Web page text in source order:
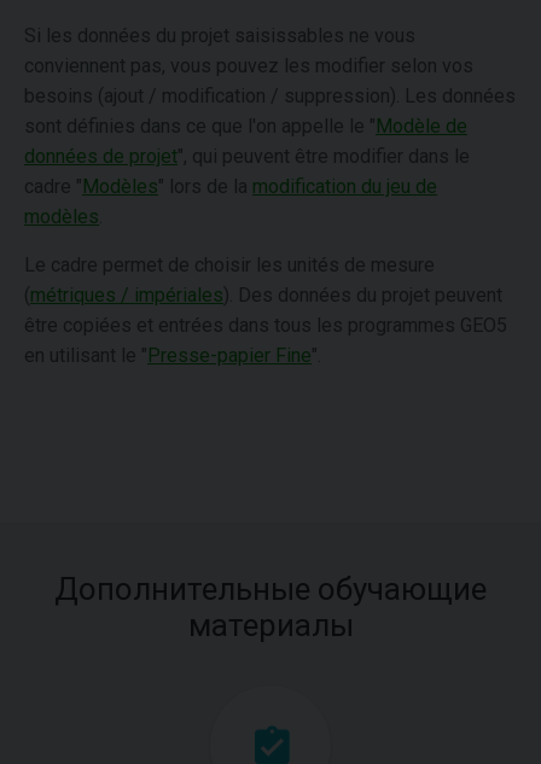
Si les données du projet saisissables ne vous
conviennent pas, vous pouvez les modifier selon vos
besoins (ajout / modification / suppression). Les données
sont définies dans ce que l'on appelle le "Modèle de
données de projet", qui peuvent être modifier dans le
cadre "Modèles" lors de la modification du jeu de
modèles
Le cadre permet de choisir les unités de mesure
( métriques / impériales). Des données du projet peuvent
être copiées et entrées dans tous les programmes GEO5
en utilisant le "Presse-papier Fine".
Дополнительные обучающие
материалы